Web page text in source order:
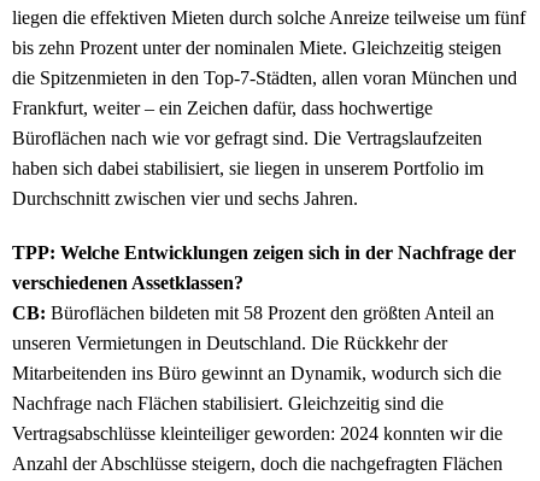
liegen die effektiven Mieten durch solche Anreize teilweise um fünf
bis zehn Prozent unter der nominalen Miete. Gleichzeitig steigen
die Spitzenmieten in den Top-7-Städten, allen voran München und
Frankfurt, weiter – ein Zeichen dafür, dass hochwertige
Büroflächen nach wie vor gefragt sind. Die Vertragslaufzeiten
haben sich dabei stabilisiert, sie liegen in unserem Portfolio im
Durchschnitt zwischen vier und sechs Jahren.
TPP: Welche Entwicklungen zeigen sich in der Nachfrage der
verschiedenen Assetklassen?
CB: Büroflächen bildeten mit 58 Prozent den größten Anteil an
unseren Vermietungen in Deutschland. Die Rückkehr der
Mitarbeitenden ins Büro gewinnt an Dynamik, wodurch sich die
Nachfrage nach Flächen stabilisiert. Gleichzeitig sind die
Vertragsabschlüsse kleinteiliger geworden: 2024 konnten wir die
Anzahl der Abschlüsse steigern, doch die nachgefragten Flächen